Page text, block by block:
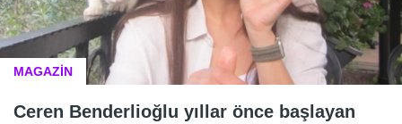
MAGAZİN
Ceren Benderlioğlu yıllar önce başlayan